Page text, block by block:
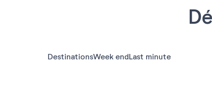
DestinationsWeek endLast minute